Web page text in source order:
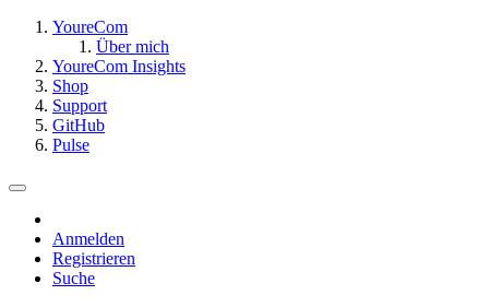
YoureCom
Über mich
YoureCom Insights
Shop
Support
GitHub
Pulse
Anmelden
Registrieren
Suche